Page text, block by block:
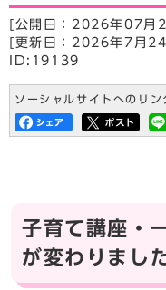
[公開日：2026年07月
[更新日：2026年7月
ID:19139
ソーシャルサイトへのリ
子育て講座・
が変わりまし